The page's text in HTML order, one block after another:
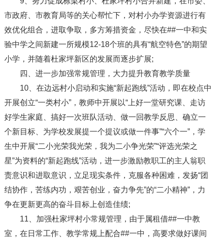
市政府、市教育局等的关心帮忙下，对村小办学资源进行有
效优化组合，进取争取，多方筹措资金，尽快在##一中和实
验中学之间新建一所规模12-18个班的具有“航空特色”的期望
小学，并随着杜家坪新区的发展而逐步扩展;
四、进一步加强常规管理，大力提升教育教学质量
10、在边远村小启动和实施“新起跑线”活动，即在校点中
开展创立“一类村小”，教师中开展以“上好一堂研究课、走访
好学生家庭、搞好一次班队活动、做一回教学反思、确立一
个新目标、为学校发展提一个提议或做一件事”“六个一”，学
生中开展“二小光荣我光荣，我为二小争光荣”“评选光荣之
星”为资料的“新起跑线”活动，进一步激励教职工的主人翁职
责意识和进取意识，立足现实条件，克服各种困难，发扬“团
结协作，苦练内功，艰苦创业，奋力争先”的“二小精神”，力
争在更新更高的奋斗目标上创造佳绩;
11、加强杜家坪村小常规管理，由于属租借##一中教
室，在日常工作、教学常规上配合##一中，高要求做好课间